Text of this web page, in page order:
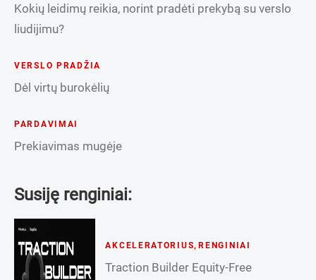
Kokių leidimų reikia, norint pradėti prekybą su verslo
liudijimu?
VERSLO PRADŽIA
Dėl virtų burokėlių
PARDAVIMAI
Prekiavimas mugėje
Susiję renginiai:
AKCELERATORIUS, RENGINIAI
Traction Builder Equity-Free